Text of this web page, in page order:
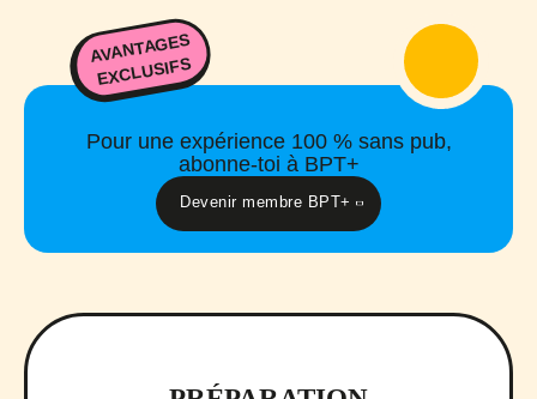
AVANTAGES
EXCLUSIFS
Pour une expérience 100 % sans pub,
abonne-toi à BPT+
Devenir membre BPT+